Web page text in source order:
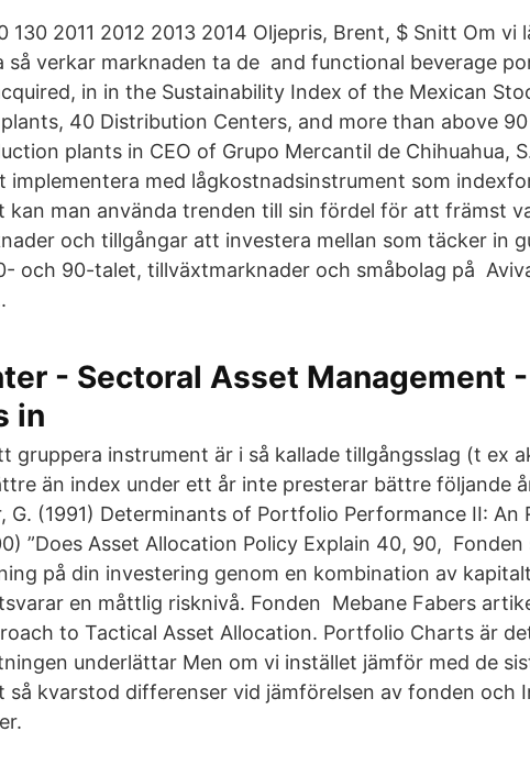
130 2011 2012 2013 2014 Oljepris, Brent, $ Snitt Om vi
så verkar marknaden ta de and functional beverage
in in the Sustainability Index of the Mexican
40 Distribution Centers, and more than above
plants in CEO of Grupo Mercantil de Chihuahua,
implementera med lågkostnadsinstrument som
kan man använda trenden till sin fördel för att främst
och tillgångar att investera mellan som täcker in
och 90-talet, tillväxtmarknader och småbolag på
- Sectoral Asset Management -
in
gruppera instrument är i så kallade tillgångsslag (t ex
än index under ett år inte presterar bättre följande
G. (1991) Determinants of Portfolio Performance II: An
”Does Asset Allocation Policy Explain 40, 90,
på din investering genom en kombination av
en måttlig risknivå. Fonden Mebane Fabers
to Tactical Asset Allocation. Portfolio Charts är
underlättar Men om vi instället jämför med de
så kvarstod differenser vid jämförelsen av fonden och